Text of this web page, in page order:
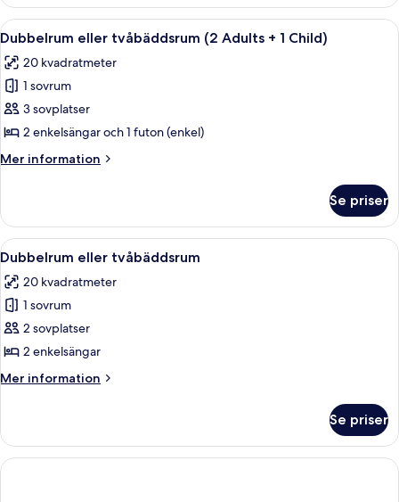
Adults
+
Children)
Öppna
alla
foton
för
Dubbelrum
eller
tvåbäddsrum
(2
+
Child)
Ett modernt hotellrum med en stor
5
Dubbelrum eller tvåbäddsrum (2 Adults + 1 Child)
20 kvadratmeter
1 sovrum
3 sovplatser
2 enkelsängar och 1 futon (enkel)
Mer information
Mer
eller
tvåbäddsrum
(2
+
Child)
Se priser
Öppna
alla
foton
för
Dubbelrum
eller
tvåbäddsrum
Ett modernt hotellrum med en stor
5
Dubbelrum eller tvåbäddsrum
20 kvadratmeter
1 sovrum
2 sovplatser
2 enkelsängar
Mer information
Mer
eller
tvåbäddsrum
Se priser